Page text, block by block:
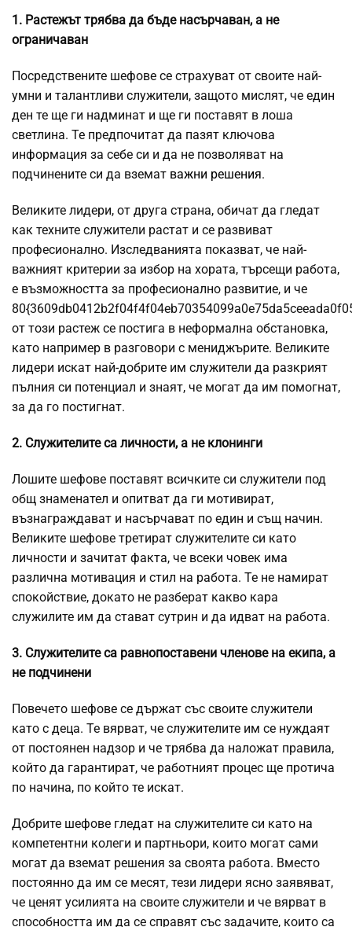
1. Растежът трябва да бъде насърчаван, а не
ограничаван
Посредствените шефове се страхуват от своите най-
умни и талантливи служители, защото мислят, че един
ден те ще ги надминат и ще ги поставят в лоша
светлина. Те предпочитат да пазят ключова
информация за себе си и да не позволяват на
подчинените си да вземат важни решения.
Великите лидери, от друга страна, обичат да гледат
как техните служители растат и се развиват
професионално. Изследванията показват, че най-
важният критерии за избор на хората, търсещи работа,
е възможността за професионално развитие, и че
от този растеж се постига в неформална обстановка,
като например в разговори с мениджърите. Великите
лидери искат най-добрите им служители да разкрият
пълния си потенциал и знаят, че могат да им помогнат,
за да го постигнат.
2. Служителите са личности, а не клонинги
Лошите шефове поставят всичките си служители под
общ знаменател и опитват да ги мотивират,
възнаграждават и насърчават по един и същ начин.
Великите шефове третират служителите си като
личности и зачитат факта, че всеки човек има
различна мотивация и стил на работа. Те не намират
спокойствие, докато не разберат какво кара
служилите им да стават сутрин и да идват на работа.
3. Служителите са равнопоставени членове на екипа, а
не подчинени
Повечето шефове се държат със своите служители
като с деца. Те вярват, че служителите им се нуждаят
от постоянен надзор и че трябва да наложат правила,
който да гарантират, че работният процес ще протича
по начина, по който те искат.
Добрите шефове гледат на служителите си като на
компетентни колеги и партньори, които могат сами
могат да вземат решения за своята работа. Вместо
постоянно да им се месят, тези лидери ясно заявяват,
че ценят усилията на своите служители и че вярват в
способността им да се справят със задачите, които са